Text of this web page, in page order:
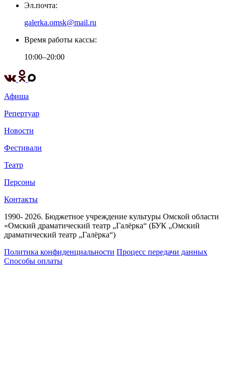
Эл.почта:
galerka.omsk@mail.ru
Время работы кассы:
10:00–20:00
Афиша
Репертуар
Новости
Фестивали
Театр
Персоны
Контакты
1990- 2026. Бюджетное учреждение культуры Омской области
«Омский драматический театр „Галёрка“ (БУК „Омский
драматический театр „Галёрка“)
Политика конфиденциальности Процесс передачи данных
Способы оплаты